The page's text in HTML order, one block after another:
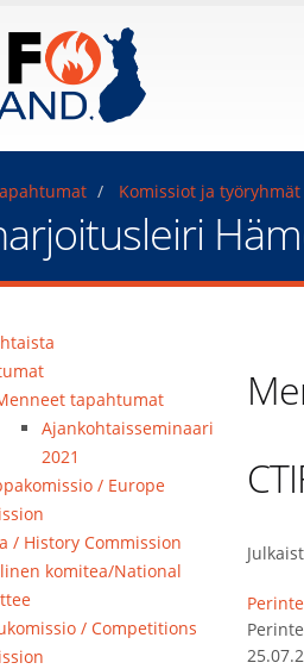
Komissiot ja työryhmät
tapahtumat
Ajankohtaisseminaari
2021
/ Europe
/ History Commission
komitea/National
/ Competitions